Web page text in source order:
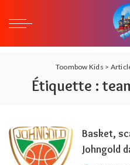
Toombow Kids >
Étiquette :
Basket,
Johngold